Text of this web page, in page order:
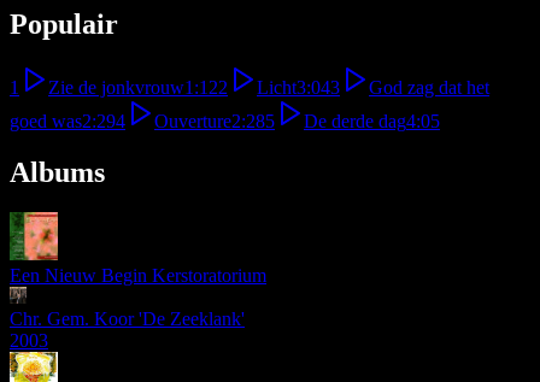
Populair
1 Zie de jonkvrouw1:122 Licht3:043
God zag dat het
goed was2:294 Ouverture2:285 De derde dag4:05
Albums
Een Nieuw Begin Kerstoratorium
Chr. Gem. Koor 'De Zeeklank'
2003